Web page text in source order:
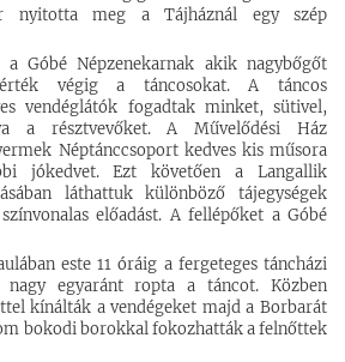
nyitotta meg a Tájháznál egy szép
Góbé Népzenekarnak akik nagybőgőt
végig a táncosokat. A táncos
vendéglátók fogadtak minket, sütivel,
a résztvevőket. A Művelődési Ház
Néptánccsoport kedves kis műsora
jókedvet. Ezt követően a Langallik
láthattuk különböző tájegységek
előadást. A fellépőket a Góbé
este 11 óráig a fergeteges táncházi
nagy egyaránt ropta a táncot. Közben
kínálták a vendégeket majd a Borbarát
bokodi borokkal fokozhatták a felnőttek